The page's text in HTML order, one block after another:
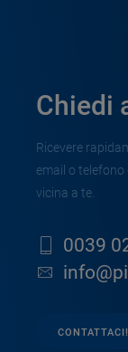
Chiedi
Ricevere
email o telefono
vicina a te.
0039
CONTATTACI!